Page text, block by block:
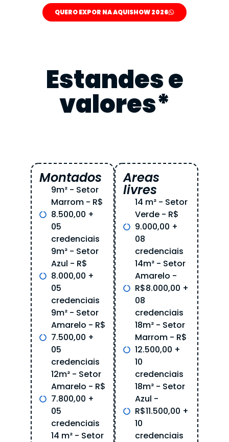
QUERO EXPOR NA AQUISHOW 2026
Estandes e
valores*
Montados
9m² - Setor
Marrom - R$
8.500,00 +
05
credenciais
9m² - Setor
Azul - R$
8.000,00 +
05
credenciais
9m² - Setor
Amarelo - R$
7.500,00 +
05
credenciais
12m² - Setor
Amarelo - R$
7.800,00 +
05
credenciais
14 m² - Setor
Areas
livres
14 m² - Setor
Verde - R$
9.000,00 +
08
credenciais
14m² - Setor
Amarelo -
R$8.000,00 +
08
credenciais
18m² - Setor
Marrom - R$
12.500,00 +
10
credenciais
18m² - Setor
Azul -
R$11.500,00 +
10
credenciais